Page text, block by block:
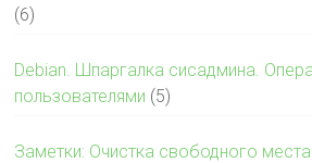
(6)
Debian. Шпаргалка сисадмина.
пользователями (5)
Заметки: Очистка свободного места